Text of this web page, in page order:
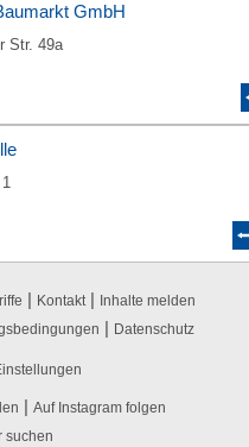
GmbH
Str. 49a
| Kontakt | Inhalte melden
| Datenschutz
| Auf Instagram folgen
suchen